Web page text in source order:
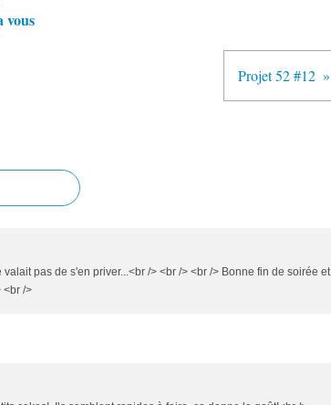
vous
Projet 52 #12
pas de s'en priver...<br /> <br /> <br /> Bonne fin de soirée et
<br />